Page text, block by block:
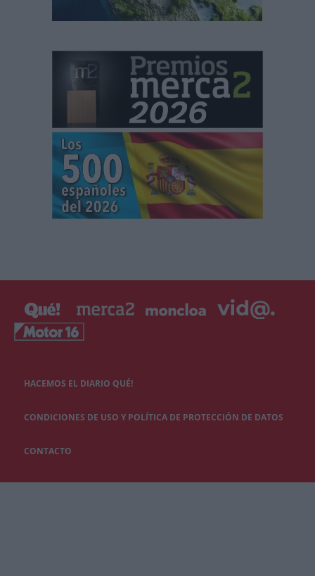
HACEMOS EL DIARIO QUÉ!
CONDICIONES DE USO Y POLÍTICA DE PROTECCIÓN DE DATOS
CONTACTO